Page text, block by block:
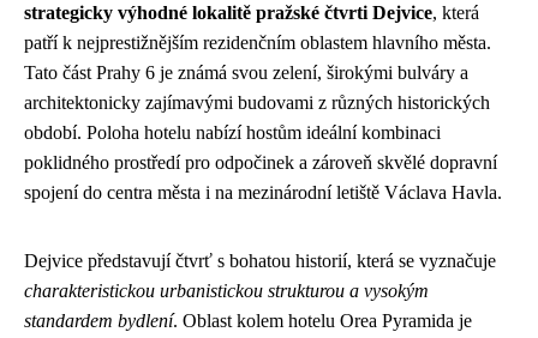
strategicky výhodné lokalitě pražské čtvrti Dejvice, která
patří k nejprestižnějším rezidenčním oblastem hlavního města.
Tato část Prahy 6 je známá svou zelení, širokými bulváry a
architektonicky zajímavými budovami z různých historických
období. Poloha hotelu nabízí hostům ideální kombinaci
poklidného prostředí pro odpočinek a zároveň skvělé dopravní
spojení do centra města i na mezinárodní letiště Václava Havla.
Dejvice představují čtvrť s bohatou historií, která se vyznačuje
charakteristickou urbanistickou strukturou a vysokým
standardem bydlení. Oblast kolem hotelu Orea Pyramida je